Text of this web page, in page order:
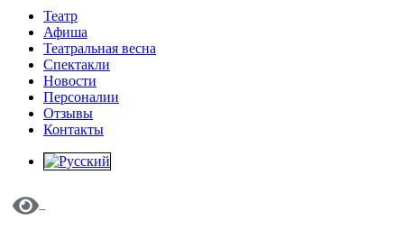
Театр
Афиша
Театральная весна
Спектакли
Новости
Персоналии
Отзывы
Контакты